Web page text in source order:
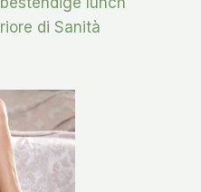
di Sanità